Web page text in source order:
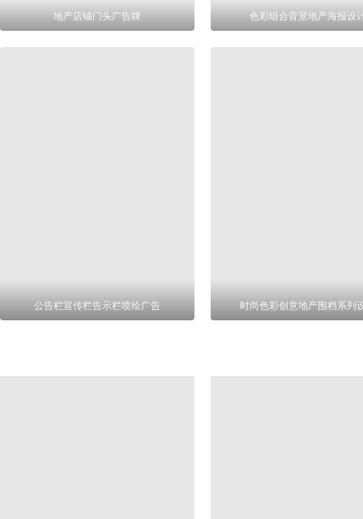
地产店铺门头广告牌 色彩组合背景地产海报设
公告栏宣传栏告示栏喷绘广告 时尚色彩创意地产围档系列